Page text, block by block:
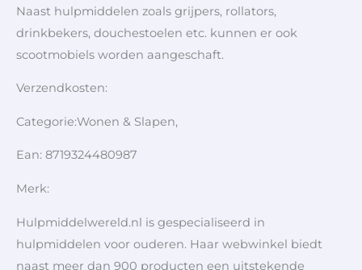
Naast hulpmiddelen zoals grijpers, rollators,
drinkbekers, douchestoelen etc. kunnen er ook
scootmobiels worden aangeschaft.
Verzendkosten:
Categorie:Wonen & Slapen,
Ean: 8719324480987
Merk:
Hulpmiddelwereld.nl is gespecialiseerd in
hulpmiddelen voor ouderen. Haar webwinkel biedt
naast meer dan 900 producten een uitstekende